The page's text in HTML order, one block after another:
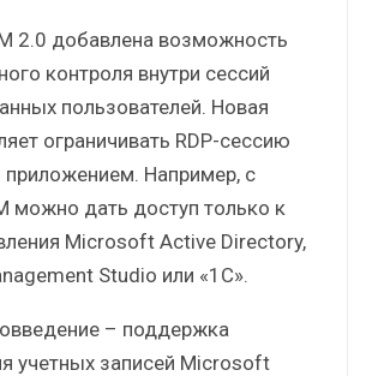
2.0 добавлена возможность
контроля внутри сессий
пользователей. Новая
ограничивать RDP-сессию
Например, с
можно дать доступ только к
Microsoft Active Directory,
Studio или «1С».
– поддержка
учетных записей Microsoft